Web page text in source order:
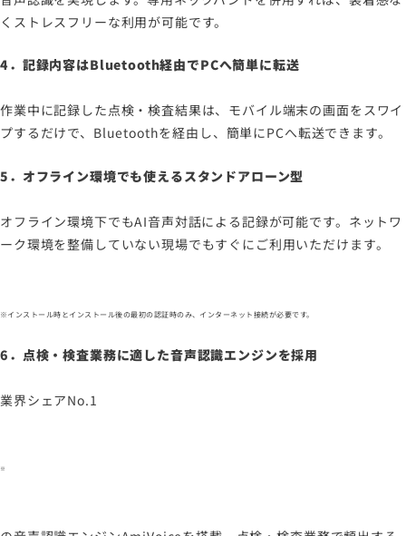
くストレスフリーな利用が可能です。
4．記録内容はBluetooth経由でPCへ簡単に転送
作業中に記録した点検・検査結果は、モバイル端末の画面をスワイ
プするだけで、Bluetoothを経由し、簡単にPCへ転送できます。
5．オフライン環境でも使えるスタンドアローン型
オフライン環境下でもAI音声対話による記録が可能です。ネットワ
ーク環境を整備していない現場でもすぐにご利用いただけます。
※インストール時とインストール後の最初の認証時のみ、インターネット接続が必要です。
6．点検・検査業務に適した音声認識エンジンを採用
業界シェアNo.1
※